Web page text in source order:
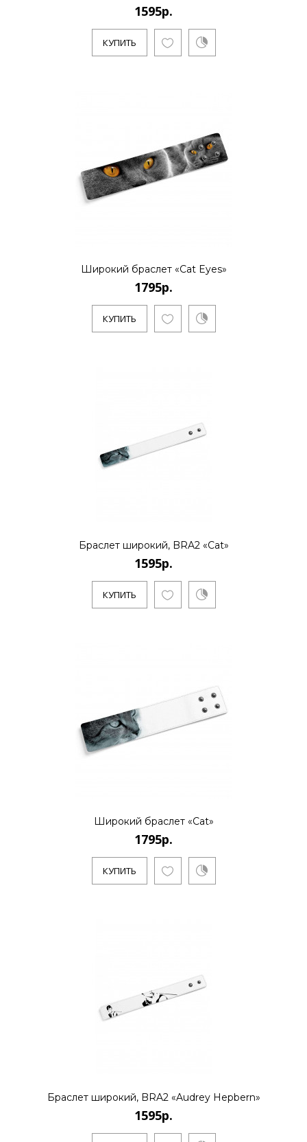
..
..
1795р.
1595р.
КУПИТЬ
1795р.
КУПИТЬ
1595р.
КУПИТЬ
Широкий браслет «Cat Eyes»
1795р.
КУПИТЬ
Браслет широкий, BRA2 «Cat»
1595р.
КУПИТЬ
Широкий браслет «Cat»
1795р.
КУПИТЬ
Браслет широкий, BRA2 «Audrey Hepbern»
1595р.